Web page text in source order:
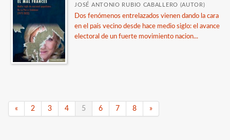
JOSÉ ANTONIO RUBIO CABALLERO (AUTOR)
Dos fenómenos entrelazados vienen dando la cara
en el país vecino desde hace medio siglo: el avance
electoral de un fuerte movimiento nacion...
« 2 3 4 5 6 7 8 »